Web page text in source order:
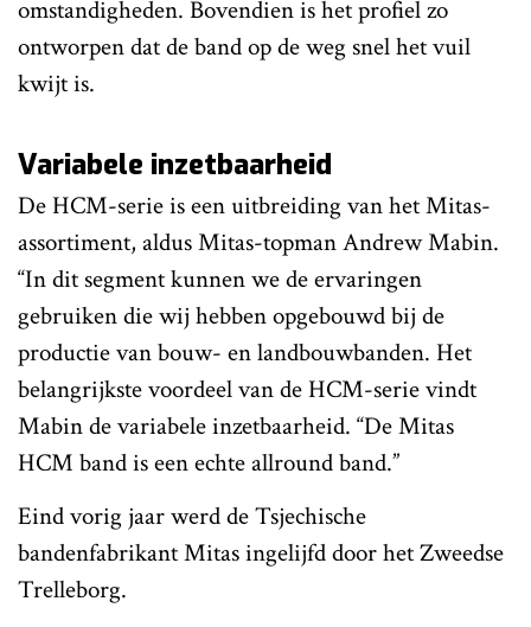
omstandigheden. Bovendien is het profiel zo
ontworpen dat de band op de weg snel het vuil
kwijt is.
Variabele inzetbaarheid
De HCM-serie is een uitbreiding van het Mitas-
assortiment, aldus Mitas-topman Andrew Mabin.
“In dit segment kunnen we de ervaringen
gebruiken die wij hebben opgebouwd bij de
productie van bouw- en landbouwbanden. Het
belangrijkste voordeel van de HCM-serie vindt
Mabin de variabele inzetbaarheid. “De Mitas
HCM band is een echte allround band.”
Eind vorig jaar werd de Tsjechische
bandenfabrikant Mitas ingelijfd door het Zweedse
Trelleborg.